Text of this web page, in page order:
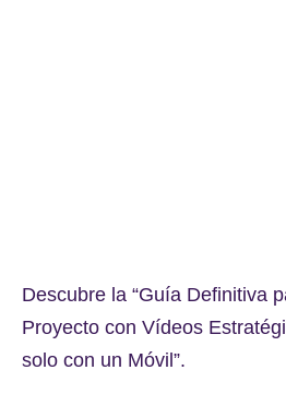
Descubre la “Guía Definitiva
Proyecto con Vídeos
solo con un Móvil”.